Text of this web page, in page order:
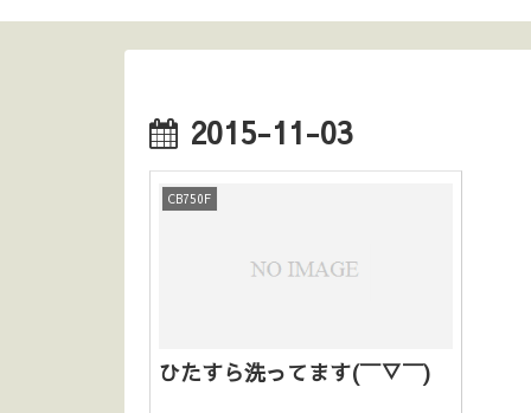
2015-11-03
CB750F
ひたすら洗ってます(￣▽￣)